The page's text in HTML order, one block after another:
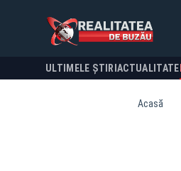
ULTIMELE ȘTIRI ACTUALITATE
Acasă